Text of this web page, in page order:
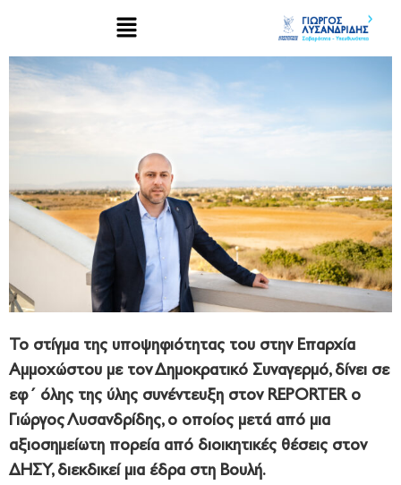
Το στίγμα της υποψηφιότητας του στην Επαρχία
Αμμοχώστου με τον Δημοκρατικό Συναγερμό, δίνει σε
εφ΄ όλης της ύλης συνέντευξη στον REPORTER o
Γιώργος Λυσανδρίδης, ο οποίος μετά από μια
αξιοσημείωτη πορεία από διοικητικές θέσεις στον
ΔΗΣΥ, διεκδικεί μια έδρα στη Βουλή.